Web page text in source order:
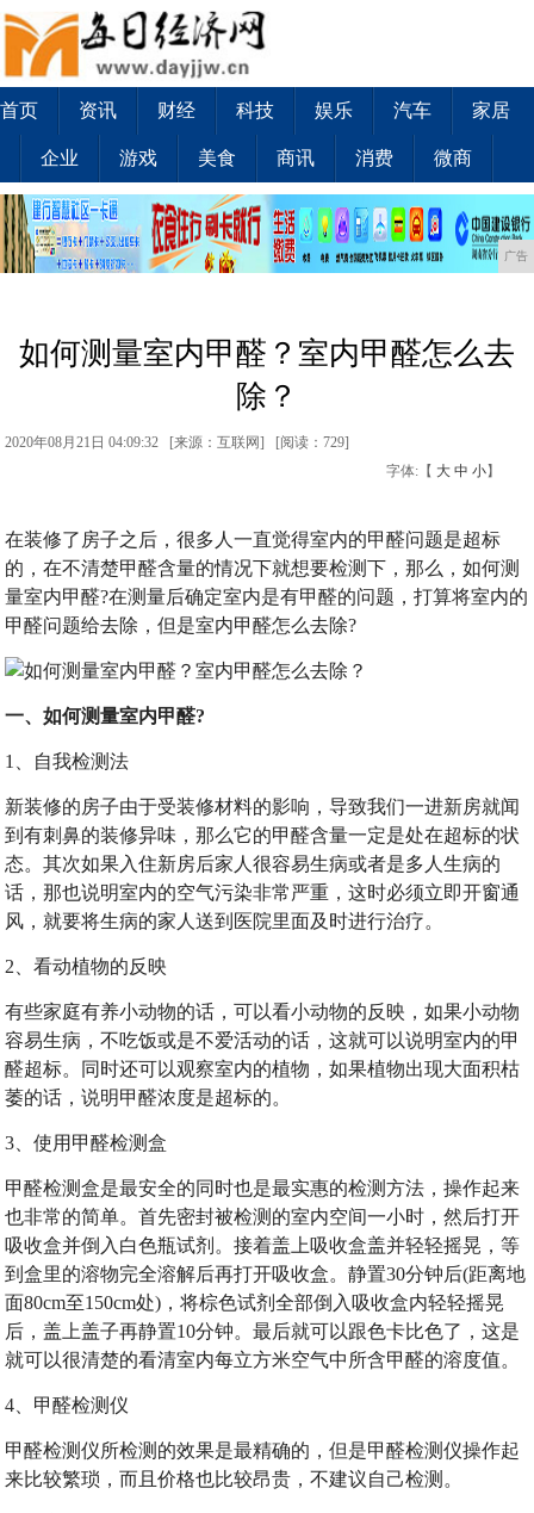
首页 资讯 财经 科技 娱乐 汽车 家居
企业 游戏 美食 商讯 消费 微商
广告
如何测量室内甲醛？室内甲醛怎么去
除？
2020年08月21日 04:09:32 [来源：互联网] [阅读：729]
字体:【 大 中 小】
在装修了房子之后，很多人一直觉得室内的甲醛问题是超标
的，在不清楚甲醛含量的情况下就想要检测下，那么，如何测
量室内甲醛?在测量后确定室内是有甲醛的问题，打算将室内的
甲醛问题给去除，但是室内甲醛怎么去除?
一、如何测量室内甲醛?
1、自我检测法
新装修的房子由于受装修材料的影响，导致我们一进新房就闻
到有刺鼻的装修异味，那么它的甲醛含量一定是处在超标的状
态。其次如果入住新房后家人很容易生病或者是多人生病的
话，那也说明室内的空气污染非常严重，这时必须立即开窗通
风，就要将生病的家人送到医院里面及时进行治疗。
2、看动植物的反映
有些家庭有养小动物的话，可以看小动物的反映，如果小动物
容易生病，不吃饭或是不爱活动的话，这就可以说明室内的甲
醛超标。同时还可以观察室内的植物，如果植物出现大面积枯
萎的话，说明甲醛浓度是超标的。
3、使用甲醛检测盒
甲醛检测盒是最安全的同时也是最实惠的检测方法，操作起来
也非常的简单。首先密封被检测的室内空间一小时，然后打开
吸收盒并倒入白色瓶试剂。接着盖上吸收盒盖并轻轻摇晃，等
到盒里的溶物完全溶解后再打开吸收盒。静置30分钟后(距离地
面80cm至150cm处)，将棕色试剂全部倒入吸收盒内轻轻摇晃
后，盖上盖子再静置10分钟。最后就可以跟色卡比色了，这是
就可以很清楚的看清室内每立方米空气中所含甲醛的溶度值。
4、甲醛检测仪
甲醛检测仪所检测的效果是最精确的，但是甲醛检测仪操作起
来比较繁琐，而且价格也比较昂贵，不建议自己检测。